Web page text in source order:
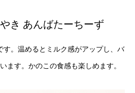
き あんばたーちーず
す。温めるとミルク感がアップし、バ
ます。かのこの食感も楽しめます。